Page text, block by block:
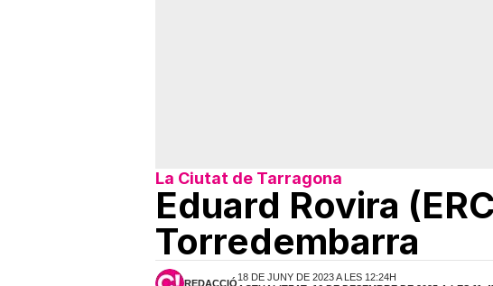
La Ciutat de Tarragona
Eduard Rovira
Torredembarra
REDACCIÓ
18 DE JUNY DE 2023 A LES 12:24H